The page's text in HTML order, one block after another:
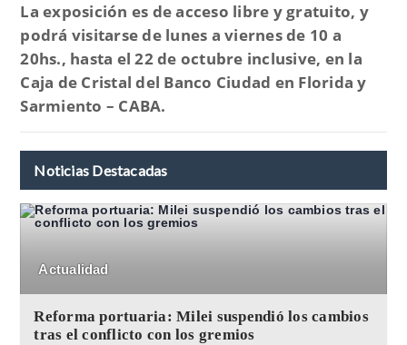
La exposición es de acceso libre y gratuito, y
podrá visitarse de lunes a viernes de 10 a
20hs., hasta el 22 de octubre inclusive, en la
Caja de Cristal del Banco Ciudad en Florida y
Sarmiento – CABA.
Noticias Destacadas
Actualidad
Reforma portuaria: Milei suspendió los cambios
tras el conflicto con los gremios